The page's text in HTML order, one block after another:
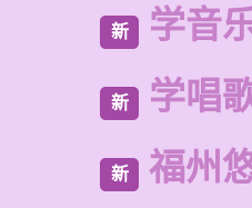
新 学音
新 学唱
新 福州